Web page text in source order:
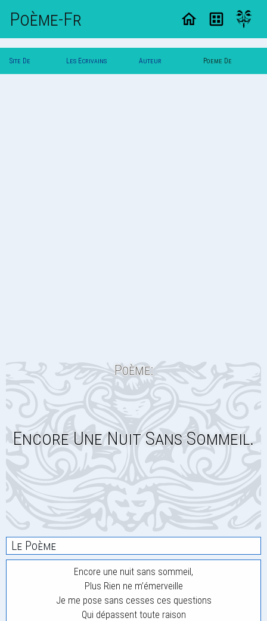
Poème-Fr
Site De Les Ecrivains Auteur Poeme De
Poème:
Encore Une Nuit Sans Sommeil.
Le Poème
Encore une nuit sans sommeil,
Plus Rien ne m’émerveille
Je me pose sans cesses ces questions
Qui dépassent toute raison